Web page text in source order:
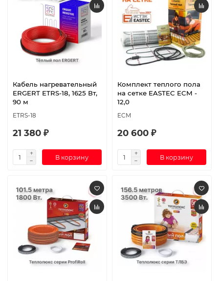
Кабель нагревательный
ERGERT ETRS-18, 1625 Вт,
90 м
ETRS-18
21 380 ₽
В корзину
Комплект теплого пола
на сетке EASTEC ECM -
12,0
ECM
20 600 ₽
В корзину